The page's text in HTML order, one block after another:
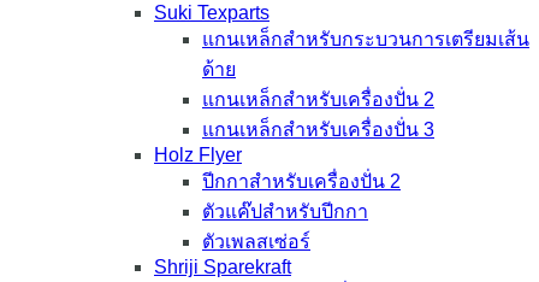
Suki Texparts
แกนเหล็กสำหรับกระบวนการเตรียมเส้น
ด้าย
แกนเหล็กสำหรับเครื่องปั่น 2
แกนเหล็กสำหรับเครื่องปั่น 3
Holz Flyer
ปีกกาสำหรับเครื่องปั่น 2
ตัวแค๊ปสำหรับปีกกา
ตัวเพลสเซ่อร์
Shriji Sparekraft